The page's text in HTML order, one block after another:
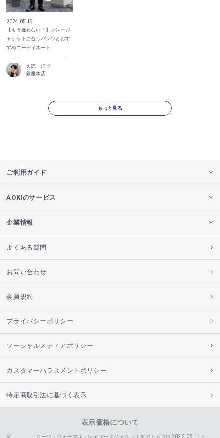
2024.05.18
【もう迷わない！】グレージ
ャケットに合うパンツとおす
すめコーディネート
久徳 洋平
銀座本店
もっと見る
ご利用ガイド
AOKIのサービス
企業情報
よくある質問
お問い合わせ
会員規約
プライバシーポリシー
ソーシャルメディアポリシー
カスタマーハラスメントポリシー
特定商取引法に基づく表示
表示価格について
スーツ・フォーマル・レディースジャケット＆ボトムスは2026.05.11～